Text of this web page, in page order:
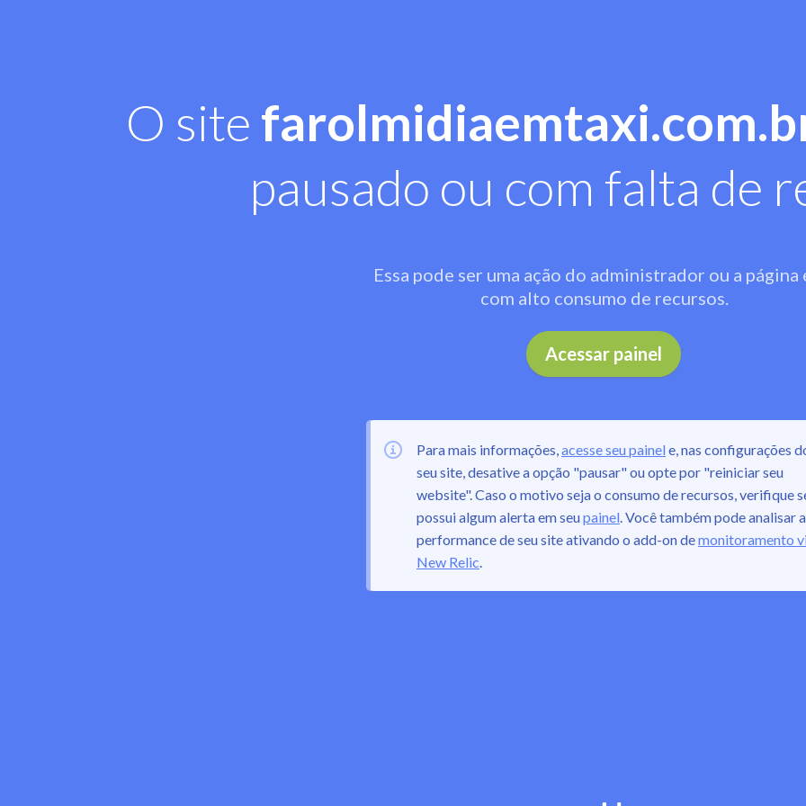
O site
pausado ou com falta de
Essa pode ser uma ação do administrador ou a página
com alto consumo de recursos.
Acessar painel .
Para mais informações,acesse seu painel e, nas configurações
seu site, desative a opção "pausar" ou opte por "reiniciar seu
website". Caso o motivo seja o consumo de recursos, verifique
possui algum alerta em seupainel. Você também pode analisar a
performance de seu site ativando o add-on demonitoramento
New Relic.